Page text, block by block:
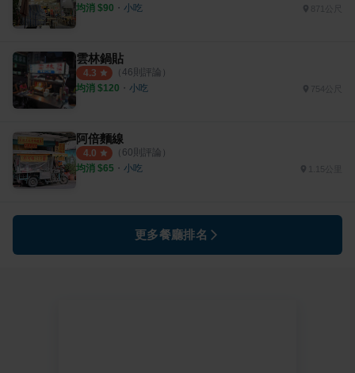
均消 $90 ・ 小吃
雲林鍋貼
4.3 （ 46則評論）
均消 $120 ・ 小吃 754公尺
阿倍麵線
4.0 （ 60則評論）
均消 $65 ・ 小吃 1.15公里
更多餐廳排名